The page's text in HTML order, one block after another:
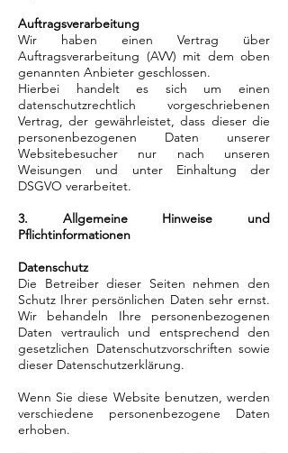
Auftragsverarbeitung
Wir haben einen Vertrag über
Auftragsverarbeitung (AVV) mit dem oben
genannten Anbieter geschlossen.
Hierbei handelt es sich um einen
datenschutzrechtlich vorgeschriebenen
Vertrag, der gewährleistet, dass dieser die
personenbezogenen Daten unserer
Websitebesucher nur nach unseren
Weisungen und unter Einhaltung der
DSGVO verarbeitet.
3. Allgemeine Hinweise und
Pflichtinformationen
Datenschutz
Die Betreiber dieser Seiten nehmen den
Schutz Ihrer persönlichen Daten sehr ernst.
Wir behandeln Ihre personenbezogenen
Daten vertraulich und entsprechend den
gesetzlichen Datenschutzvorschriften sowie
dieser Datenschutzerklärung.
Wenn Sie diese Website benutzen, werden
verschiedene personenbezogene Daten
erhoben.